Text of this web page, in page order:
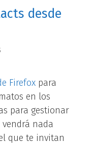
desde
Firefox para
en los
para gestionar
nada
que te invitan